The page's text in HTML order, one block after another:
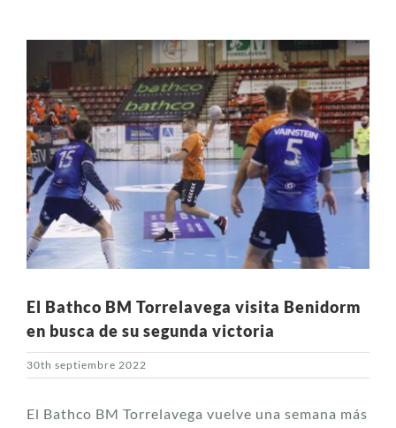
El Bathco BM Torrelavega visita Benidorm
en busca de su segunda victoria
30th septiembre 2022
El Bathco BM Torrelavega vuelve una semana más